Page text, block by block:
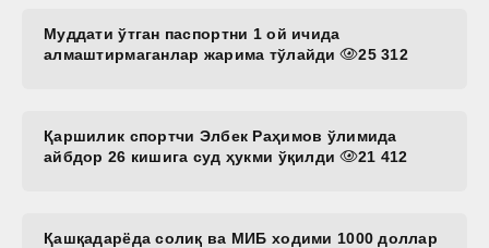
Муддати ўтган паспортни 1 ой ичида
алмаштирмаганлар жарима тўлайди
25 312
Қаршилик спортчи Элбек Раҳимов ўлимида
айбдор 26 кишига суд ҳукми ўқилди
21 412
Қашқадарёда солиқ ва МИБ ходими 1000 доллар